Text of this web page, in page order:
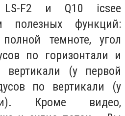
LS-F2 и Q10 icsee
полезных функций:
темноте, угол
по горизонтали и
вертикали (у первой
по вертикали (у
Кроме видео,